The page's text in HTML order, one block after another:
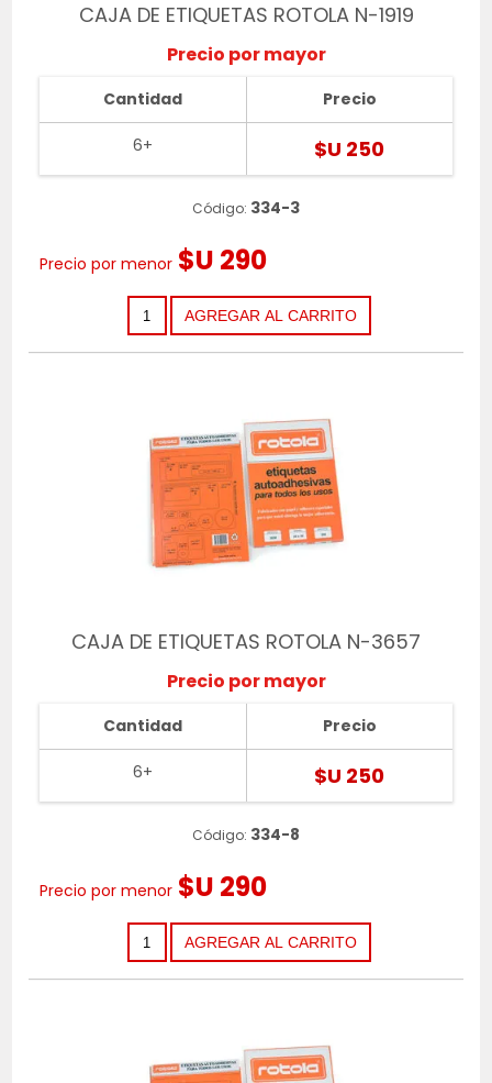
CAJA DE ETIQUETAS ROTOLA N-1919
Precio por mayor
Cantidad
6+
Precio
$U 250
Código: 334-3
Precio por menor $U 290
CAJA DE ETIQUETAS ROTOLA N-3657
Precio por mayor
Cantidad
6+
Precio
$U 250
Código: 334-8
Precio por menor $U 290